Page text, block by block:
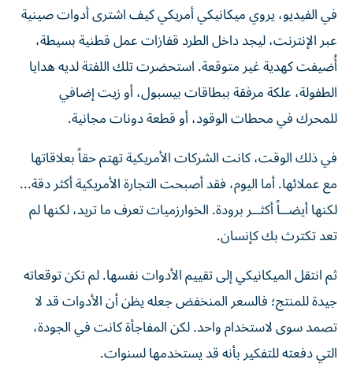
في الفيديو، يروي ميكانيكي أمريكي كيف اشترى أدوات صينية
عبر الإنترنت، ليجد داخل الطرد قفازات عمل قطنية بسيطة،
أُضيفت كهدية غير متوقعة. استحضرت تلك اللفتة لديه هدايا
الطفولة، علكة مرفقة ببطاقات بيسبول، أو زيت إضافي
للمحرك في محطات الوقود، أو قطعة دونات مجانية.
في ذلك الوقت، كانت الشركات الأمريكية تهتم حقاً بعلاقاتها
مع عملائها. أما اليوم، فقد أصبحت التجارة الأمريكية أكثر دقة...
لكنها أيضــاً أكثــر برودة. الخوارزميات تعرف ما تريد، لكنها لم
تعد تكترث بك كإنسان.
ثم انتقل الميكانيكي إلى تقييم الأدوات نفسها. لم تكن توقعاته
جيدة للمنتج؛ فالسعر المنخفض جعله يظن أن الأدوات قد لا
تصمد سوى لاستخدام واحد. لكن المفاجأة كانت في الجودة،
التي دفعته للتفكير بأنه قد يستخدمها لسنوات.